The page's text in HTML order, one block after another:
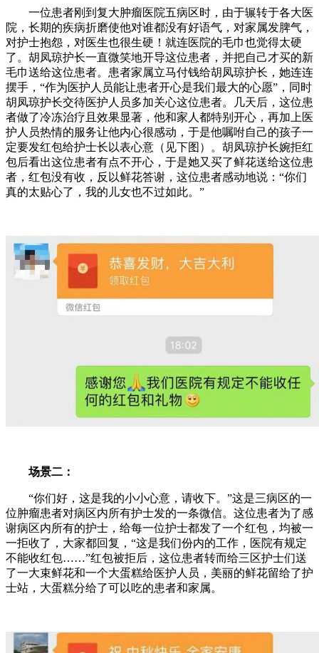
一位患者刚到复大肿瘤医院五病区时，由于辗转于各大医
院，长期的疾病折磨使他对谁都没有好语气，对家属发脾气，
对护士抱怨，对医生也很生硬！就连医院的毛巾也觉得太硬
了。胡凤琼护长一直微笑地开导这位患者，并把自己才买的新
毛巾送给这位患者。患者家属立马付钱给胡凤琼护长，她连连
摆手，“作为医护人员能让患者开心是我们最大的心愿”，同时
胡凤琼护长交待医护人员多加关心这位患者。几天后，这位患
者做了冷冻治疗且效果显著，他和家人都特别开心，再加上医
护人员热情的服务让他内心很感动，于是他嘱咐自己的孩子一
定要发红包给护士长以表心意（见下图）。胡凤琼护长婉拒红
包后看出这位患者有点不开心，于是她又买了鲜花送给这位患
者，红包没有收，反以鲜花答谢，这位患者感动地说：“你们
真的太贴心了，我的儿女也不过如此。”
场景二：
“你们好，这是我的小小心意，请收下。”这是三病区的一
位肿瘤患者对病区内所有护士发的一条微信。这位患者为了感
谢病区内所有的护士，给每一位护士都发了一个红包，均被一
一拒收了，大家都回复，“这是我们份内的工作，医院有规定
不能收红包……”红包被拒后，这位患者转而给三区护士们送
了一大束鲜花和一个大蛋糕给医护人员，美丽的鲜花留给了护
士站，大蛋糕分给了可以吃的患者和家属。